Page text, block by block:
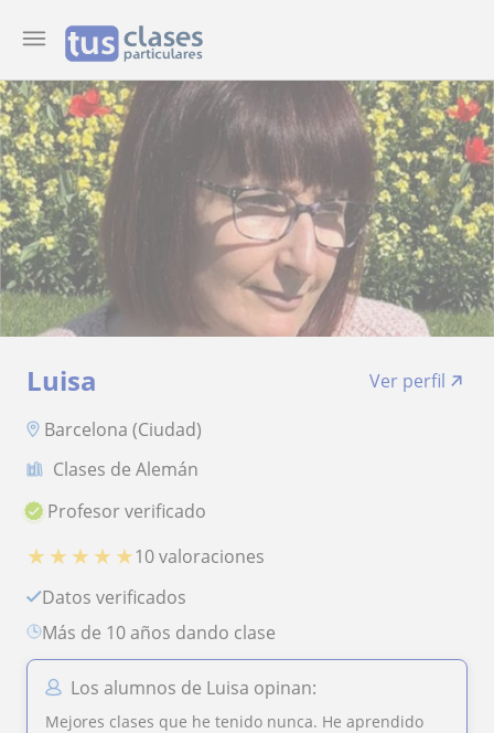
Luisa
Ver perfil
Barcelona (Ciudad)
Clases de Alemán
Profesor verificado
★ ★ ★ ★ ★10 valoraciones
Datos verificados
más de 10 años dando clase
Los alumnos de Luisa opinan:
Mejores clases que he tenido nunca. He aprendido